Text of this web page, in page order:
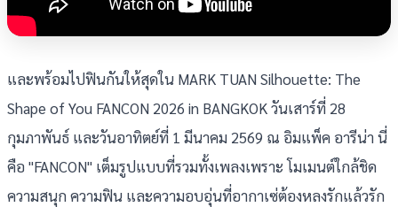
และพร้อมไปฟินกันให้สุดใน MARK TUAN Silhouette: The
Shape of You FANCON 2026 in BANGKOK วันเสาร์ที่ 28
กุมภาพันธ์ และวันอาทิตย์ที่ 1 มีนาคม 2569 ณ อิมแพ็ค อารีน่า นี่
คือ "FANCON" เต็มรูปแบบที่รวมทั้งเพลงเพราะ โมเมนต์ใกล้ชิด
ความสนุก ความฟิน และความอบอุ่นที่อากาเซ่ต้องหลงรักแล้วรัก